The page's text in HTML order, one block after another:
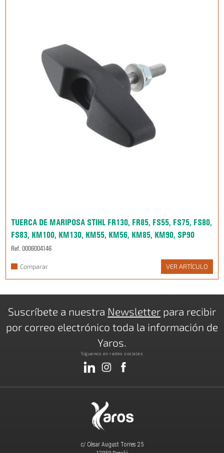
TUERCA DE MARIPOSA STIHL FR130, FR85, FS55, FS75, FS80,
FS83, KM100, KM130, KM55, KM56, KM85, KM90, SP90
Ref. 0006004146
Comparar VER ARTÍCULO
Suscríbete a nuestra Newsletter para recibir
por correo electrónico toda la información de
Yaros.
Síguenos en redes sociales
c/ Cèsar August Torres 25